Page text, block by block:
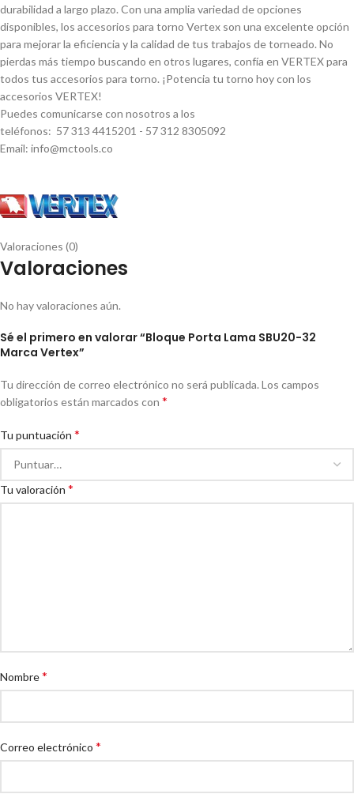
durabilidad a largo plazo. Con una amplia variedad de opciones
disponibles, los accesorios para torno Vertex son una excelente opción
para mejorar la eficiencia y la calidad de tus trabajos de torneado. No
pierdas más tiempo buscando en otros lugares, confí­a en VERTEX para
todos tus accesorios para torno. ¡Potencia tu torno hoy con los
accesorios VERTEX!
Puedes comunicarse con nosotros a los
teléfonos: 57 313 4415201 - 57 312 8305092
Email: info@mctools.co
Valoraciones (0)
Valoraciones
No hay valoraciones aún.
Sé el primero en valorar “Bloque Porta Lama SBU20-32
Marca Vertex”
Tu dirección de correo electrónico no será publicada. Los campos
obligatorios están marcados con *
Tu puntuación *
Tu valoración *
Nombre*
Correo electrónico *